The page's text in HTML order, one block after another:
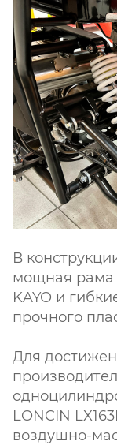
В
мощная рама
KAYO и
прочного
Для
LONCIN
воздушно-